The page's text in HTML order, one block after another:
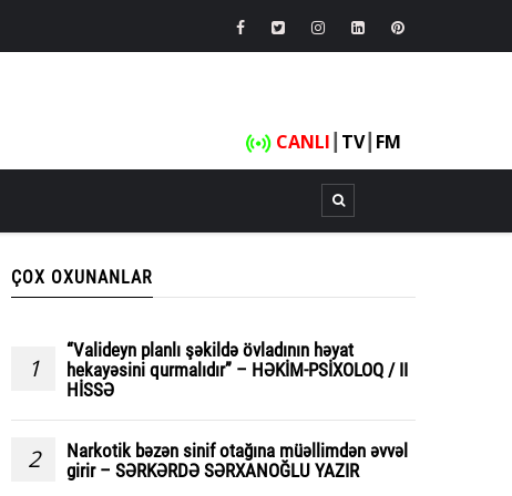
CANLI TV┃ FM
ÇOX OXUNANLAR
1
“Valideyn planlı şəkildə övladının həyat
hekayəsini qurmalıdır” – HƏKİM-PSİXOLOQ / II
HİSSƏ
2
Narkotik bəzən sinif otağına müəllimdən əvvəl
girir – SƏRKƏRDƏ SƏRXANOĞLU YAZIR